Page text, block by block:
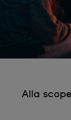
Alla